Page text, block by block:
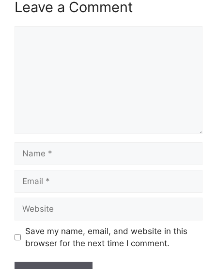
Leave a Comment
Save my name, email, and website in this
browser for the next time I comment.